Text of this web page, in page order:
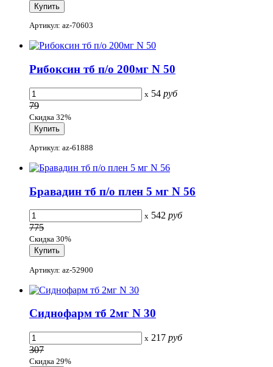
Артикул: az-70603
Рибоксин тб п/о 200мг N 50
x 54 руб
79
Скидка 32%
Артикул: az-61888
Бравадин тб п/о плен 5 мг N 56
x 542 руб
775
Скидка 30%
Артикул: az-52900
Сиднофарм тб 2мг N 30
x 217 руб
307
Скидка 29%